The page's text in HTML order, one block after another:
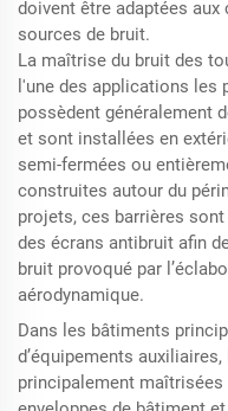
doivent être adaptées
sources de bruit.
La maîtrise du bruit des
l'une des applications les
possèdent généralement
et sont installées en
semi-fermées ou
construites autour du
projets, ces barrières
des écrans antibruit afin
bruit provoqué par
aérodynamique.
Dans les bâtiments
d’équipements
principalement